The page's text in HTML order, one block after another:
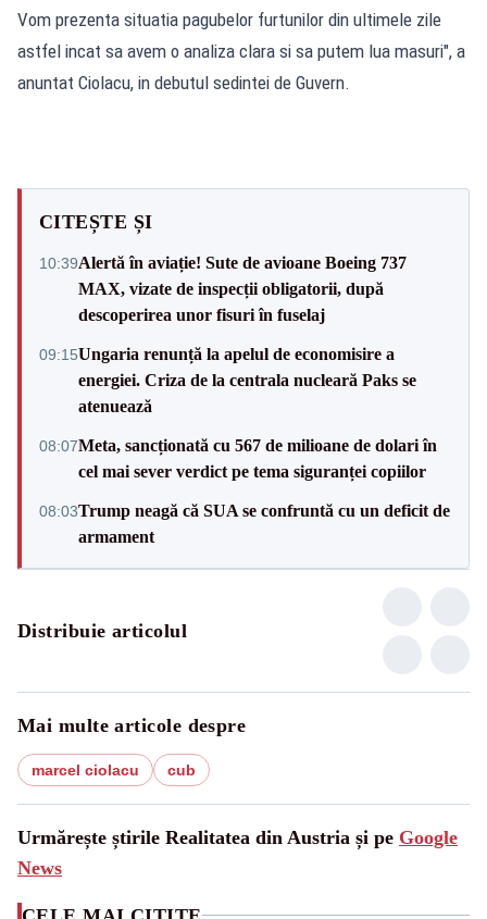
Vom prezenta situatia pagubelor furtunilor din ultimele zile
astfel incat sa avem o analiza clara si sa putem lua masuri", a
anuntat Ciolacu, in debutul sedintei de Guvern.
CITEȘTE ȘI
10:39Alertă în aviație! Sute de avioane Boeing 737
MAX, vizate de inspecții obligatorii, după
descoperirea unor fisuri în fuselaj
09:15Ungaria renunță la apelul de economisire a
energiei. Criza de la centrala nucleară Paks se
atenuează
08:07Meta, sancționată cu 567 de milioane de dolari în
cel mai sever verdict pe tema siguranței copiilor
08:03Trump neagă că SUA se confruntă cu un deficit de
armament
Distribuie articolul
Mai multe articole despre
marcel ciolacu cub
Urmărește știrile Realitatea din Austria și pe Google
News